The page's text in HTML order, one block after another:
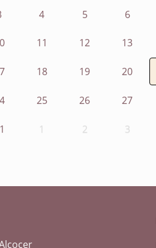
4 5 6
11 12 13
18 19 20
25 26 27
1 2 3